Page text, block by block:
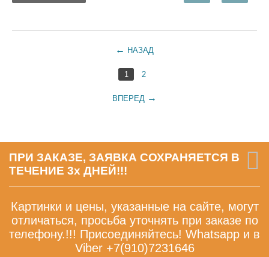
НАЗАД
1 2
ВПЕРЕД
ПРИ ЗАКАЗЕ, ЗАЯВКА СОХРАНЯЕТСЯ В
ТЕЧЕНИЕ 3х ДНЕЙ!!!
Картинки и цены, указанные на сайте, могут
отличаться, просьба уточнять при заказе по
телефону.!!! Присоединяйтесь! Whatsapp и в
Viber +7(910)7231646